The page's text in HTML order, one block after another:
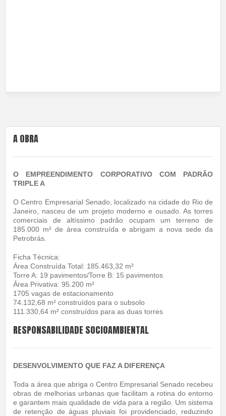
A OBRA
O EMPREENDIMENTO CORPORATIVO COM PADRÃO
TRIPLE A
O Centro Empresarial Senado, localizado na cidade do Rio de
Janeiro, nasceu de um projeto moderno e ousado. As torres
comerciais de altíssimo padrão ocupam um terreno de
185.000 m² de área construída e abrigam a nova sede da
Petrobrás.
Ficha Técnica:
Área Construída Total: 185.463,32 m²
Torre A: 19 pavimentos/Torre B: 15 pavimentos
Área Privativa: 95.200 m²
1705 vagas de estacionamento
74.132,68 m² construídos para o subsolo
111.330,64 m² construídos para as duas torres
RESPONSABILIDADE SOCIOAMBIENTAL
DESENVOLVIMENTO QUE FAZ A DIFERENÇA
Toda a área que abriga o Centro Empresarial Senado recebeu
obras de melhorias urbanas que facilitam a rotina do entorno
e garantem mais qualidade de vida para a região. Um sistema
de retenção de águas pluviais foi providenciado, reduzindo